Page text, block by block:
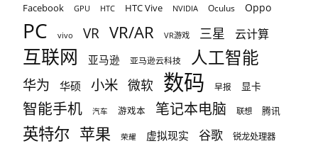
Facebook GPU HTC HTC Vive NVIDIA Oculus Oppo
PC vivo VR VR/AR VR游戏 三星 云计算
互联网 亚马逊 亚马逊云科技 人工智能
华为 华硕 小米 微软 数码 早报 显卡
智能手机 汽车 游戏本 笔记本电脑 联想 腾讯
英特尔 苹果 荣耀 虚拟现实 谷歌 锐龙处理器